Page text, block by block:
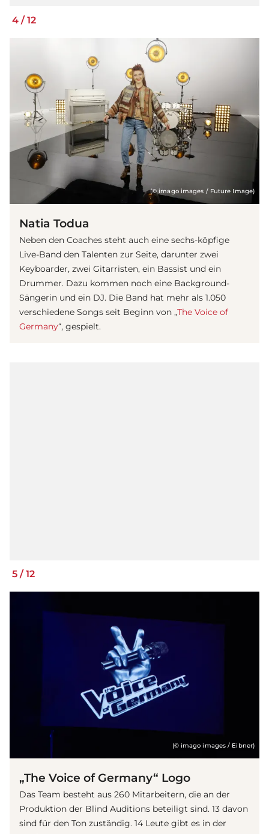
4 /12
(© imago images / Future Image)
Natia Todua
Neben den Coaches steht auch eine sechs-köpfige
Live-Band den Talenten zur Seite, darunter zwei
Keyboarder, zwei Gitarristen, ein Bassist und ein
Drummer. Dazu kommen noch eine Background-
Sängerin und ein DJ. Die Band hat mehr als 1.050
verschiedene Songs seit Beginn von „The Voice of
Germany“, gespielt.
5 / 12
(© imago images / Eibner)
„The Voice of Germany“ Logo
Das Team besteht aus 260 Mitarbeitern, die an der
Produktion der Blind Auditions beteiligt sind. 13 davon
sind für den Ton zuständig. 14 Leute gibt es in der